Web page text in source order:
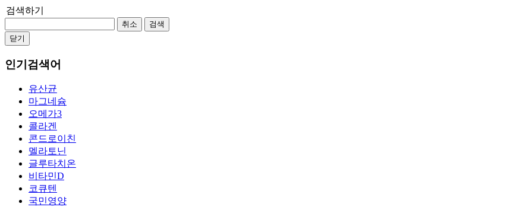
검색하기
취소
검색
닫기
인기검색어
유산균
마그네슘
오메가3
콜라겐
콘드로이친
멜라토닌
글루타치온
비타민D
코큐텐
국민영양